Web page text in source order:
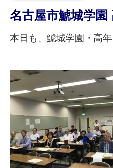
名古屋市鯱城学
本日も、鯱城学園・高